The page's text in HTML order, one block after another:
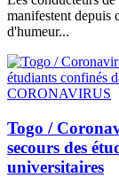
manifestent depuis
d'humeur...
CORONAVIRUS
Togo /
secours des
universitaires